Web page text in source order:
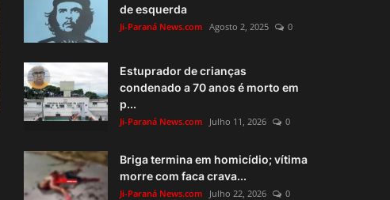
de esquerda
Ji-Paraná News.com Agosto 2, 2025 0
Estuprador de crianças
condenado a 70 anos é morto em
p...
Ji-Paraná News.com Julho 11, 2026 0
Briga termina em homicídio; vítima
morre com faca crava...
Ji-Paraná News.com Julho 22, 2026 0